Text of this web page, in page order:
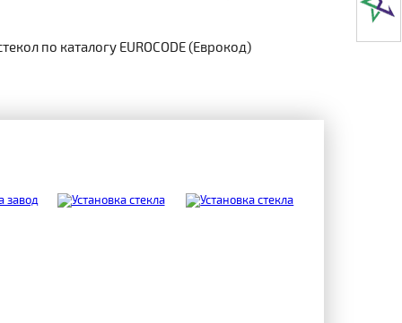
по каталогу EUROCODE (Еврокод)